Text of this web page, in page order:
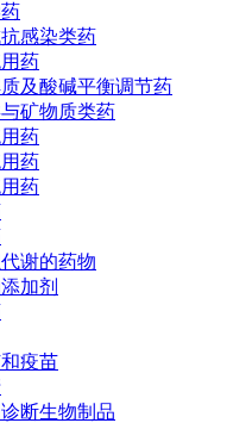
感染类药
药
及酸碱平衡调节药
矿物质类药
药
药
药
谢的药物
加剂
疫苗
断生物制品